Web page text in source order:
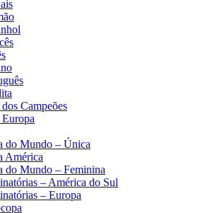
Campeões
do Mundo – Única
América
do Mundo – Feminina
– América do Sul
– Europa